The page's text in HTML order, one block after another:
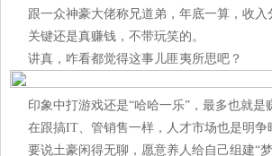
跟一众神豪大佬称兄道弟，年底一算，收入
关键还是真赚钱，不带玩笑的。
讲真，咋看都觉得这事儿匪夷所思吧？
印象中打游戏还是“哈哈一乐”，最多也就是
在跟搞IT、管销售一样，人才市场也是明争
要说土豪闲得无聊，愿意养人给自己组建“